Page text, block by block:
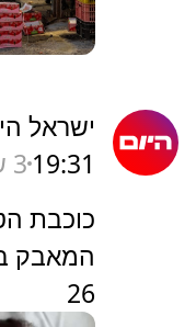
ישראל
19:31 3 שעות
כוכבת
המאבק
26